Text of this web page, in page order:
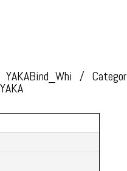
YAKABind_Whi
YAKA